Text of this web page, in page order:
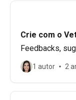
Crie com o
Feedbacks,
1 autor 2